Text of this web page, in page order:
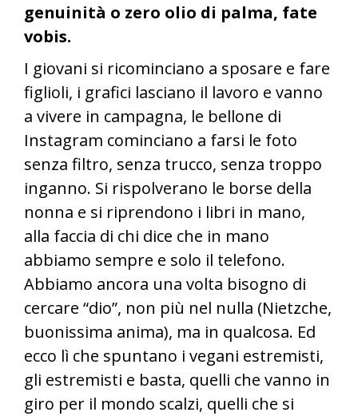
genuinità o zero olio di palma, fate
vobis.
I giovani si ricominciano a sposare e fare
figlioli, i grafici lasciano il lavoro e vanno
a vivere in campagna, le bellone di
Instagram cominciano a farsi le foto
senza filtro, senza trucco, senza troppo
inganno. Si rispolverano le borse della
nonna e si riprendono i libri in mano,
alla faccia di chi dice che in mano
abbiamo sempre e solo il telefono.
Abbiamo ancora una volta bisogno di
cercare “dio”, non più nel nulla (Nietzche,
buonissima anima), ma in qualcosa. Ed
ecco lì che spuntano i vegani estremisti,
gli estremisti e basta, quelli che vanno in
giro per il mondo scalzi, quelli che si